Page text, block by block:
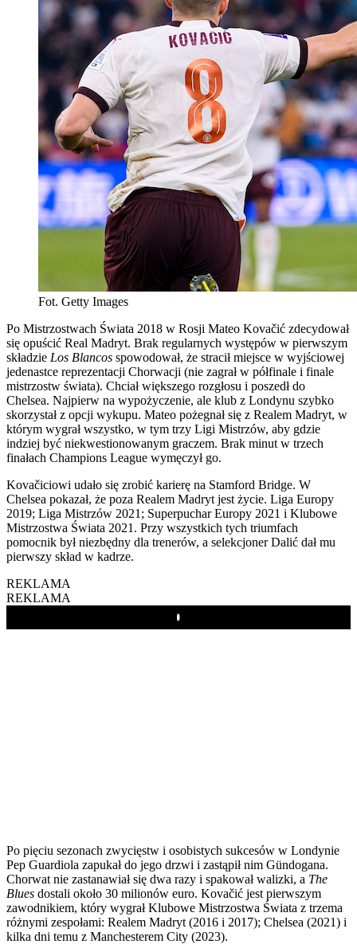
Fot. Getty Images
Po Mistrzostwach Świata 2018 w Rosji Mateo Kovačić zdecydował
się opuścić Real Madryt. Brak regularnych występów w pierwszym
składzie Los Blancos spowodował, że stracił miejsce w wyjściowej
jedenastce reprezentacji Chorwacji (nie zagrał w półfinale i finale
mistrzostw świata). Chciał większego rozgłosu i poszedł do
Chelsea. Najpierw na wypożyczenie, ale klub z Londynu szybko
skorzystał z opcji wykupu. Mateo pożegnał się z Realem Madryt, w
którym wygrał wszystko, w tym trzy Ligi Mistrzów, aby gdzie
indziej być niekwestionowanym graczem. Brak minut w trzech
finałach Champions League wymęczył go.
Kovačiciowi udało się zrobić karierę na Stamford Bridge. W
Chelsea pokazał, że poza Realem Madryt jest życie. Liga Europy
2019; Liga Mistrzów 2021; Superpuchar Europy 2021 i Klubowe
Mistrzostwa Świata 2021. Przy wszystkich tych triumfach
pomocnik był niezbędny dla trenerów, a selekcjoner Dalić dał mu
pierwszy skład w kadrze.
REKLAMA
REKLAMA
Play
Po pięciu sezonach zwycięstw i osobistych sukcesów w Londynie
Pep Guardiola zapukał do jego drzwi i zastąpił nim Gündogana.
Chorwat nie zastanawiał się dwa razy i spakował walizki, a The
Blues dostali około 30 milionów euro. Kovačić jest pierwszym
zawodnikiem, który wygrał Klubowe Mistrzostwa Świata z trzema
różnymi zespołami: Realem Madryt (2016 i 2017); Chelsea (2021) i
kilka dni temu z Manchesterem City (2023).